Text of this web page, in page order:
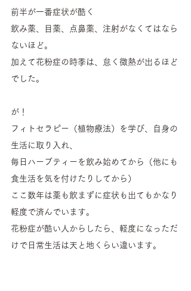
前半が一番症状が酷く
飲み薬、目薬、点鼻薬、注射がなくてはなら
ないほど。
加えて花粉症の時季は、怠く微熱が出るほど
でした。
が！
フィトセラピー（植物療法）を学び、自身の
生活に取り入れ、
毎日ハーブティーを飲み始めてから（他にも
食生活を気を付けたりしてから）
ここ数年は薬も飲まずに症状も出てもかなり
軽度で済んでいます。
花粉症が酷い人からしたら、軽度になっただ
けで日常生活は天と地くらい違います。